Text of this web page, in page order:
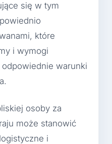
się w tym
które
i wymogi
warunki
osoby za
może stanowić
i